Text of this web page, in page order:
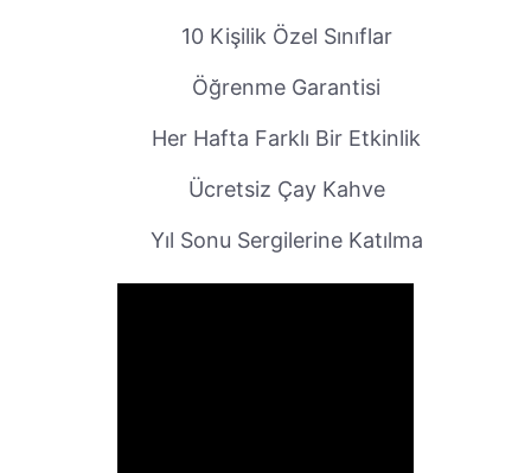
10 Kişilik Özel Sınıflar
Öğrenme Garantisi
Her Hafta Farklı Bir Etkinlik
Ücretsiz Çay Kahve
Yıl Sonu Sergilerine Katılma